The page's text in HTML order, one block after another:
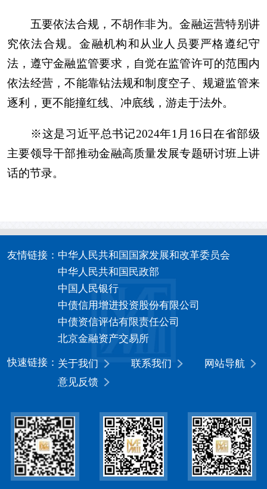
五要依法合规，不胡作非为。金融运营特别讲
究依法合规。金融机构和从业人员要严格遵纪守
法，遵守金融监管要求，自觉在监管许可的范围内
依法经营，不能靠钻法规和制度空子、规避监管来
逐利，更不能撞红线、冲底线，游走于法外。
※这是习近平总书记2024年1月16日在省部级
主要领导干部推动金融高质量发展专题研讨班上讲
话的节录。
友情链接： 中华人民共和国国家发展和改革委员会
中华人民共和国民政部
中国人民银行
中债信用增进投资股份有限公司
中债资信评估有限责任公司
北京金融资产交易所
快速链接： 关于我们 联系我们
网站导航
意见反馈